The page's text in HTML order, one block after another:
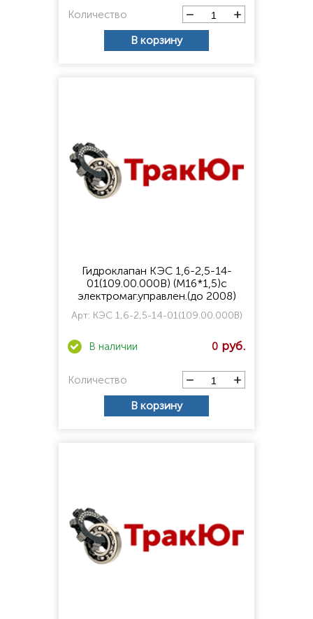
Количество
В корзину
Гидроклапан КЭС 1,6-2,5-14-
01(109.00.000В) (М16*1,5)с
электромаг.управлен.(до 2008)
Арт: КЭС 1,6-2,5-14-01(109.00.000В)
0
Количество
В корзину